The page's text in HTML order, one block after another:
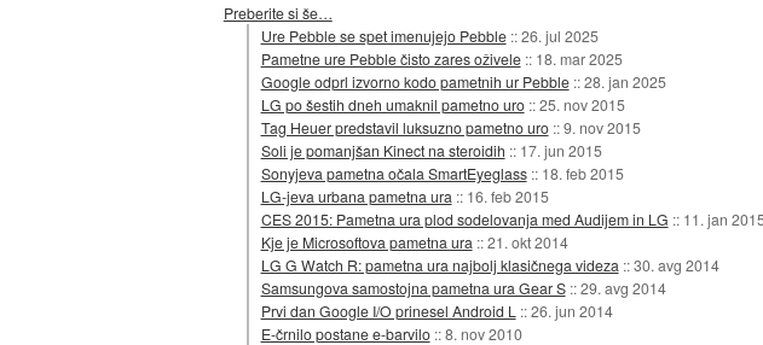
Preberite si še…
Ure Pebble se spet imenujejo Pebble ::26. jul 2025
Pametne ure Pebble čisto zares oživele :: 18. mar 2025
Google odprl izvorno kodo pametnih ur Pebble ::28. jan 2025
LG po šestih dneh umaknil pametno uro ::25. nov 2015
Tag Heuer predstavil luksuzno pametno uro ::9. nov 2015
Soli je pomanjšan Kinect na steroidih :: 17. jun 2015
Sonyjeva pametna očala SmartEyeglass :: 18. feb 2015
LG-jeva urbana pametna ura :: 16. feb 2015
CES 2015: Pametna ura plod sodelovanja med Audijem in LG :: 11. jan
Kje je Microsoftova pametna ura ::21. okt 2014
LG G Watch R: pametna ura najbolj klasičnega videza ::30. avg 2014
Samsungova samostojna pametna ura Gear S ::29. avg 2014
Prvi dan Google I/O prinesel Android L ::26. jun 2014
E-črnilo postane e-barvilo ::8. nov 2010